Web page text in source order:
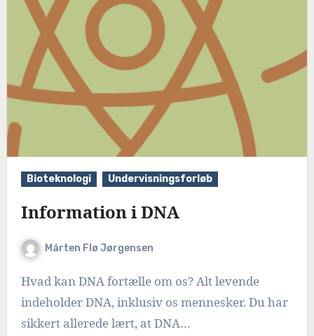
Bioteknologi Undervisningsforløb
Information i DNA
Mårten Flø Jørgensen
Hvad kan DNA fortælle om os? Alt levende
indeholder DNA, inklusiv os mennesker. Du har
sikkert allerede lært, at DNA…